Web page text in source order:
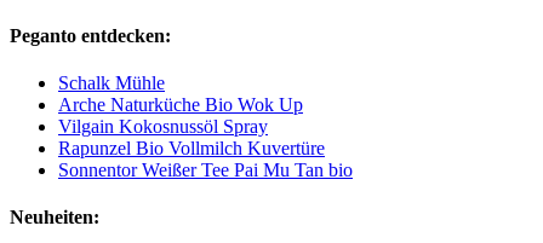
Peganto entdecken:
Schalk Mühle
Arche Naturküche Bio Wok Up
Vilgain Kokosnussöl Spray
Rapunzel Bio Vollmilch Kuvertüre
Sonnentor Weißer Tee Pai Mu Tan bio
Neuheiten: